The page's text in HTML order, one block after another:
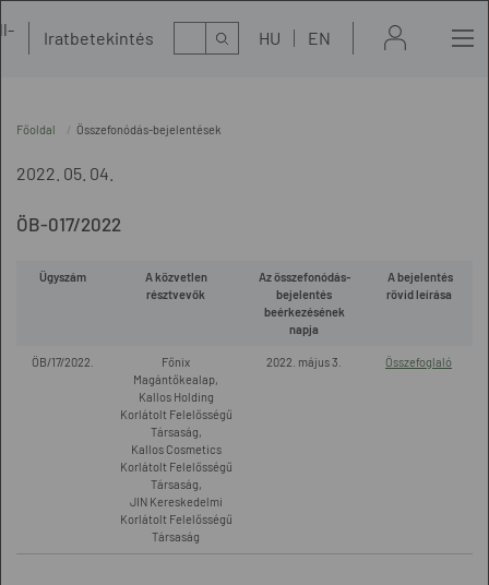
Iratbetekintés Kereső HU EN
Főoldal Összefonódás-bejelentések
2022. 05. 04.
ÖB-017/2022
Ügyszám
A közvetlen
résztvevők
Az összefonódás-
bejelentés
beérkezésének
napja
A bejelentés
rövid leírása
ÖB/17/2022.
Főnix
Magántőkealap,
Kallos Holding
Korlátolt Felelősségű
Társaság,
Kallos Cosmetics
Korlátolt Felelősségű
Társaság,
JIN Kereskedelmi
Korlátolt Felelősségű
Társaság
2022. május 3. Összefoglaló